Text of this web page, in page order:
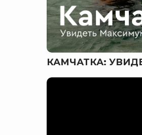
КАМЧАТКА: